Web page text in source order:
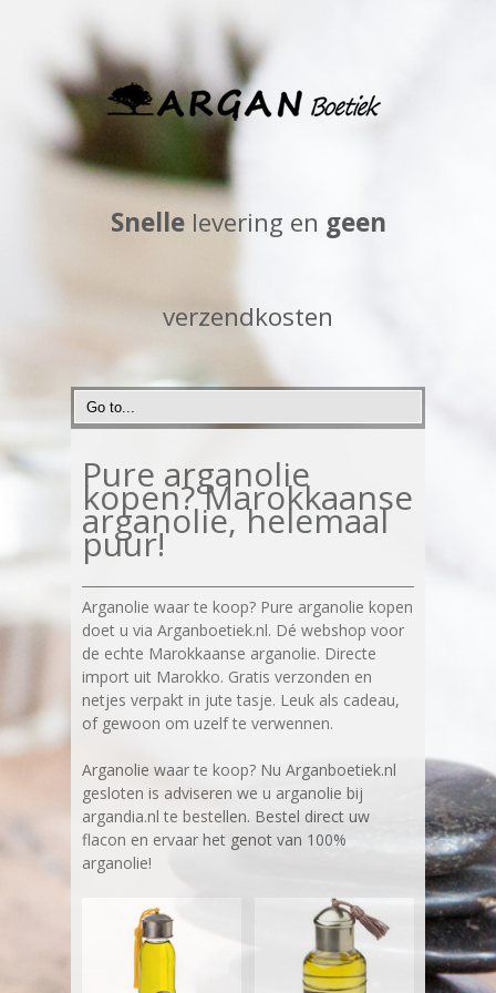
Snellelevering en geen
verzendkosten
Pure arganolie
kopen? Marokkaanse
arganolie, helemaal
puur!
Arganolie waar te koop? Pure arganolie kopen
doet u via Arganboetiek.nl. Dé webshop voor
de echte Marokkaanse arganolie. Directe
import uit Marokko. Gratis verzonden en
netjes verpakt in jute tasje. Leuk als cadeau,
of gewoon om uzelf te verwennen.
Arganolie waar te koop? Nu Arganboetiek.nl
gesloten is adviseren we u arganolie bij
argandia.nl te bestellen. Bestel direct uw
flacon en ervaar het genot van 100%
arganolie!